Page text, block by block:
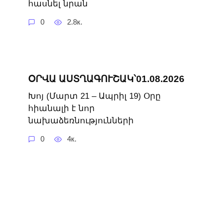
հասնել նրան
0 2.8к.
ՕՐՎԱ ԱՍՏՂԱԳՈՒՇԱԿ՝01.08.2026
Խոյ (Մարտ 21 – Ապրիլ 19) ​Օրը
հիանալի է նոր
նախաձեռնությունների
0 4к.